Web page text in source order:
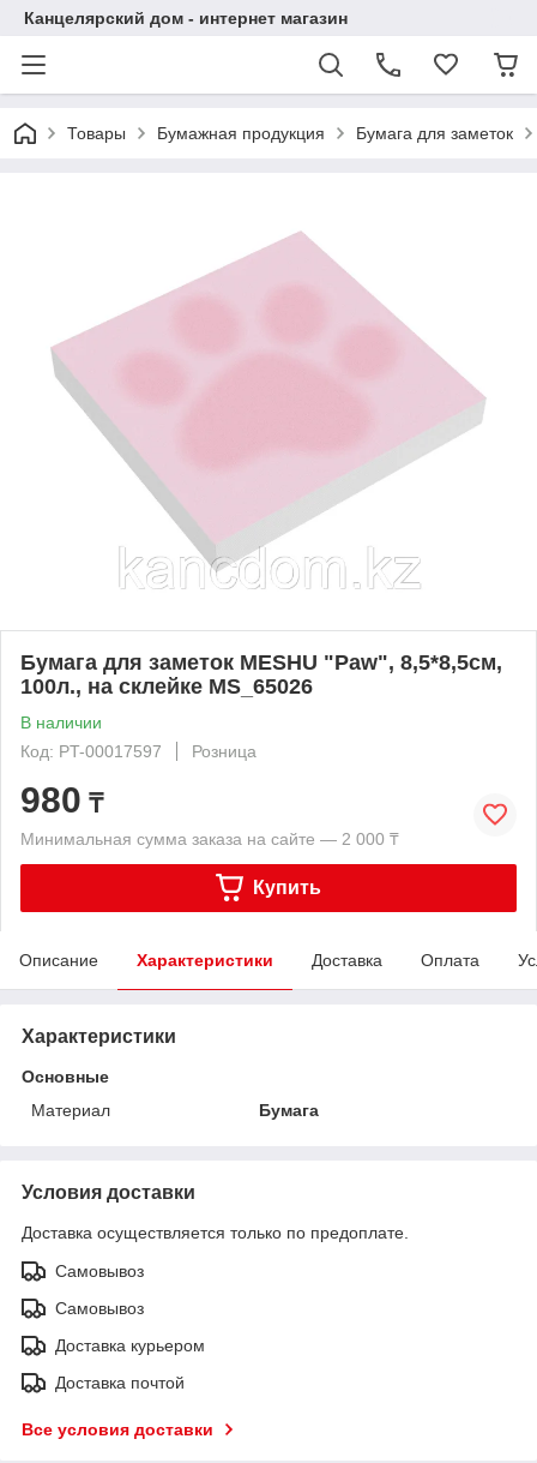
Канцелярский дом - интернет магазин
Товары Бумажная продукция Бумага для заметок
Бумага для заметок MESHU "Paw", 8,5*8,5см,
100л., на склейке MS_65026
В наличии
Код: PT-00017597
Розница
980 ₸
Минимальная сумма заказа на сайте — 2 000 ₸
Купить
Описание Характеристики Доставка Оплата
Характеристики
Основные
Материал
Бумага
Условия доставки
Доставка осуществляется только по предоплате.
Самовывоз
Самовывоз
Доставка курьером
Доставка почтой
Все условия доставки